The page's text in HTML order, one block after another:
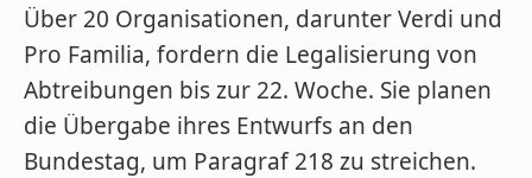
Über 20 Organisationen, darunter Verdi und
Pro Familia, fordern die Legalisierung von
Abtreibungen bis zur 22. Woche. Sie planen
die Übergabe ihres Entwurfs an den
Bundestag, um Paragraf 218 zu streichen.